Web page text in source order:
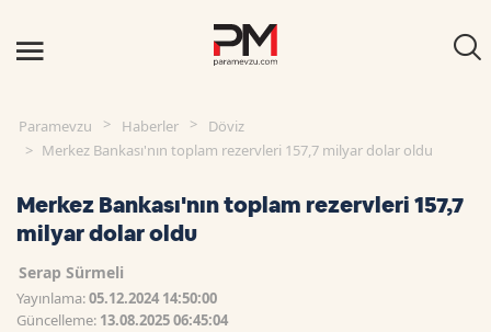
Paramevzu Haberler
Döviz
Merkez Bankası'nın toplam rezervleri 157,7 milyar dolar oldu
Merkez Bankası'nın toplam rezervleri 157,7
milyar dolar oldu
Serap Sürmeli
Yayınlama:05.12.2024 14:50:00
Güncelleme: 13.08.2025 06:45:04